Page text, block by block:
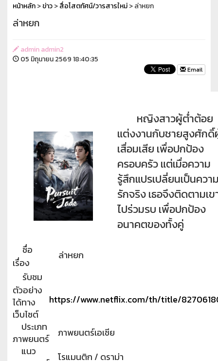
หน้าหลัก>ข่าว>สื่อโสตทัศน์/วารสารใหม่> ล่าหยก
ล่าหยก
admin admin2
05 มิถุนายน 2569 18:40:35
Email
หญิงสาวผู้ต่ำต้อย
แต่งงานกับชายสูงศัก
เสื่อมเสีย เพื่อปกป้อง
ครอบครัว แต่เมื่อความ
รู้สึกแปรเปลี่ยนเป็นควา
รักจริง เธอจึงติดตามเข
ไปร่วมรบ เพื่อปกป้อง
อนาคตของทั้งคู่
ชื่อ
เรื่อง
ล่าหยก
รับชม
ตัวอย่าง
ได้ทาง
เว็บไซต์
https://www.netflix.com/th/title/
ประเภท
ภาพยนตร์
ภาพยนตร์เอเชีย
แนว
โรแมนติก / ดราม่า